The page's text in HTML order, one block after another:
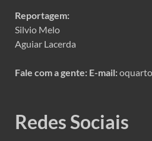
Reportagem:
Silvio Melo
Aguiar Lacerda
Fale com a gente: E-mail:
Redes Sociais